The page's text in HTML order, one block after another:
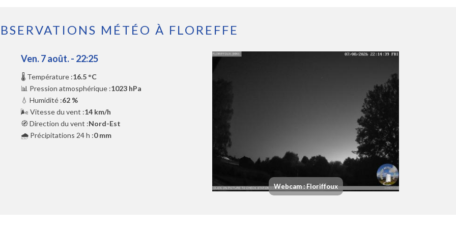
MÉTÉO À FLOREFFE
Ven. 7 août. - 22:25
🌡️ Température :16.5 °C
📊 Pression atmosphérique :1023 hPa
💧 Humidité :62 %
🌬️ Vitesse du vent :14 km/h
🧭 Direction du vent :Nord-Est
🌧️ Précipitations 24 h :0 mm
Webcam : Floriffoux